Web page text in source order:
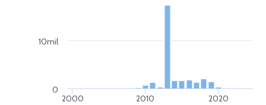
2000 2010 2020
0
10mil